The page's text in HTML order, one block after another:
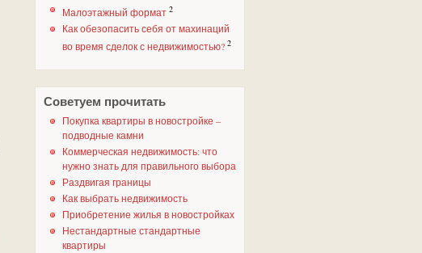
Малоэтажный формат 2
Как обезопасить себя от махинаций
во время сделок с недвижимостью? 2
Советуем прочитать
Покупка квартиры в новостройке –
подводные камни
Коммерческая недвижимость: что
нужно знать для правильного выбора
Раздвигая границы
Как выбрать недвижимость
Приобретение жилья в новостройках
Нестандартные стандартные
квартиры